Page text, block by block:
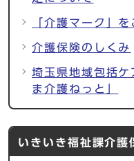
「介護マーク」
介護保険のしくみ
埼玉県地域包括ケ
ま介護ねっと」
いきいき福祉課介護